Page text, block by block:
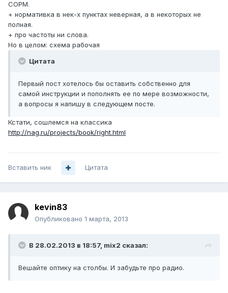
СОРМ.
+ нормативка в нек-х пунктах неверная, а в некоторых не
полная.
+ про частоты ни слова.
Но в целом: схема рабочая
Цитата
Первый пост хотелось бы оставить собственно для
самой инструкции и пополнять ее по мере возможности,
а вопросы я напишу в следующем посте.
Кстати, сошлемся на классика
http://nag.ru/projects/book/right.html
Вставить ник Цитата
kevin83
Опубликовано 1 марта, 2013
В 28.02.2013 в 18:57, mix2 сказал:
Вешайте оптику на столбы. И забудьте про радио.